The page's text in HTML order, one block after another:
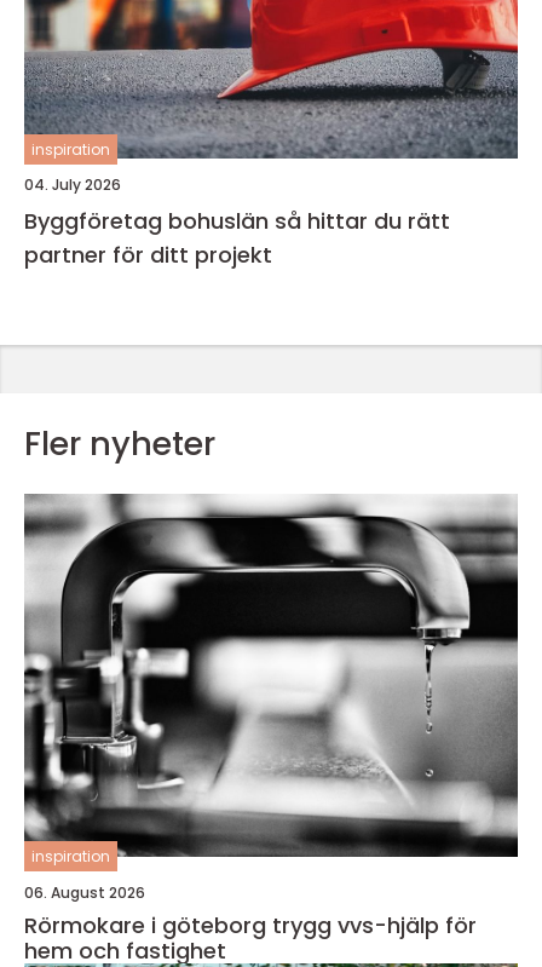
inspiration
04. July 2026
Byggföretag bohuslän så hittar du rätt
partner för ditt projekt
Fler nyheter
inspiration
06. August 2026
Rörmokare i göteborg trygg vvs-hjälp för
hem och fastighet